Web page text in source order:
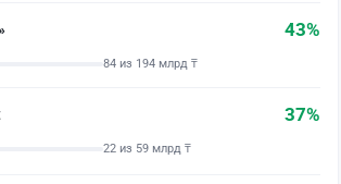
43%
84 из 194 млрд ₸
37%
22 из 59 млрд ₸